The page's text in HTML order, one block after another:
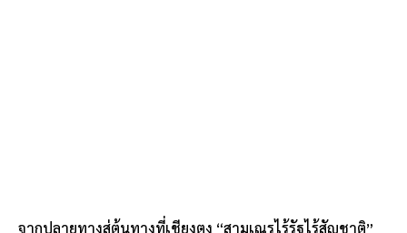
จากปลายทางสู่ต้นทางที่เชียงตุง “สามเณรไร้รัฐไร้สัญชาติ”